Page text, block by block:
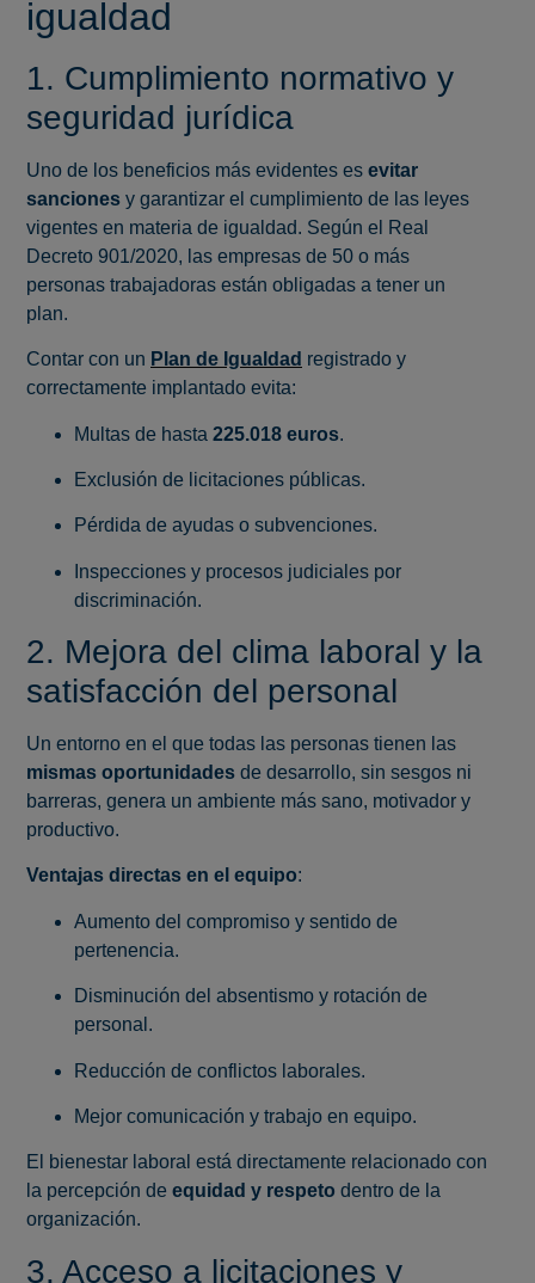
igualdad
1. Cumplimiento normativo y
seguridad jurídica
Uno de los beneficios más evidentes es evitar
sanciones y garantizar el cumplimiento de las leyes
vigentes en materia de igualdad. Según el Real
Decreto 901/2020, las empresas de 50 o más
personas trabajadoras están obligadas a tener un
plan.
Contar con un Plan de Igualdad registrado y
correctamente implantado evita:
Multas de hasta 225.018 euros.
Exclusión de licitaciones públicas.
Pérdida de ayudas o subvenciones.
Inspecciones y procesos judiciales por
discriminación.
2. Mejora del clima laboral y la
satisfacción del personal
Un entorno en el que todas las personas tienen las
mismas oportunidades de desarrollo, sin sesgos ni
barreras, genera un ambiente más sano, motivador y
productivo.
Ventajas directas en el equipo:
Aumento del compromiso y sentido de
pertenencia.
Disminución del absentismo y rotación de
personal.
Reducción de conflictos laborales.
Mejor comunicación y trabajo en equipo.
El bienestar laboral está directamente relacionado con
la percepción de equidad y respeto dentro de la
organización.
3. Acceso a licitaciones y